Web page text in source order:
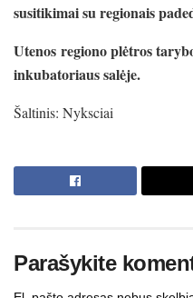
susitikimai su regionais
Utenos regiono plėtros
inkubatoriaus salėje.
Šaltinis: Nyksciai
Parašykite